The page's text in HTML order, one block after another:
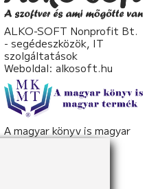
ALKO-SOFT Nonprofit Bt.
- segédeszközök, IT
szolgáltatások
Weboldal: alkosoft.hu
A magyar könyv is magyar
termék